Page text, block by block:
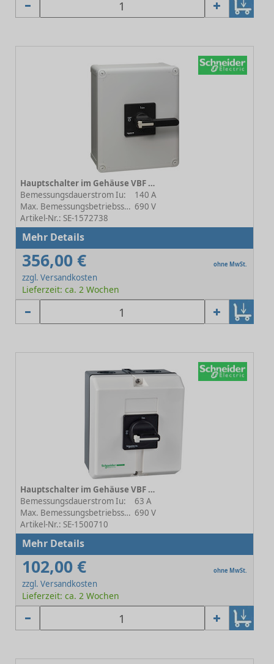
Hauptschalter im Gehäuse VBF VBF6GEN
Bemessungsdauerstrom Iu:
140 A
Max. Bemessungsbetriebsspannung Ue bei AC: 690 V
Artikel-Nr.: SE-1572738
Mehr Details
356,00 € ohne MwSt.
zzgl. Versandkosten
Lieferzeit: ca. 2 Wochen
Hauptschalter im Gehäuse VBF VBF4GE
Bemessungsdauerstrom Iu:
63 A
Max. Bemessungsbetriebsspannung Ue bei AC: 690 V
Artikel-Nr.: SE-1500710
Mehr Details
102,00 € ohne MwSt.
zzgl. Versandkosten
Lieferzeit: ca. 2 Wochen